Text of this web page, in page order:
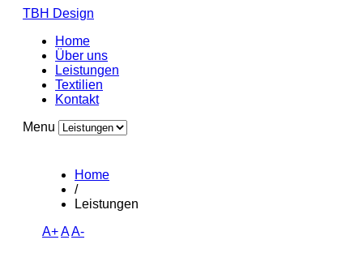
TBH Design
Home
Über uns
Leistungen
Textilien
Kontakt
Menu
Home
/
Leistungen
A+AA-